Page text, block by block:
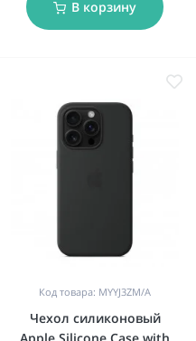
В корзину
Код товара: MYYJ3ZM/A
Чехол силиконовый